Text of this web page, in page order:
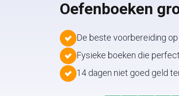
Oefenboeken
De beste voorbereiding
Fysieke boeken die
14 dagen niet goed geld